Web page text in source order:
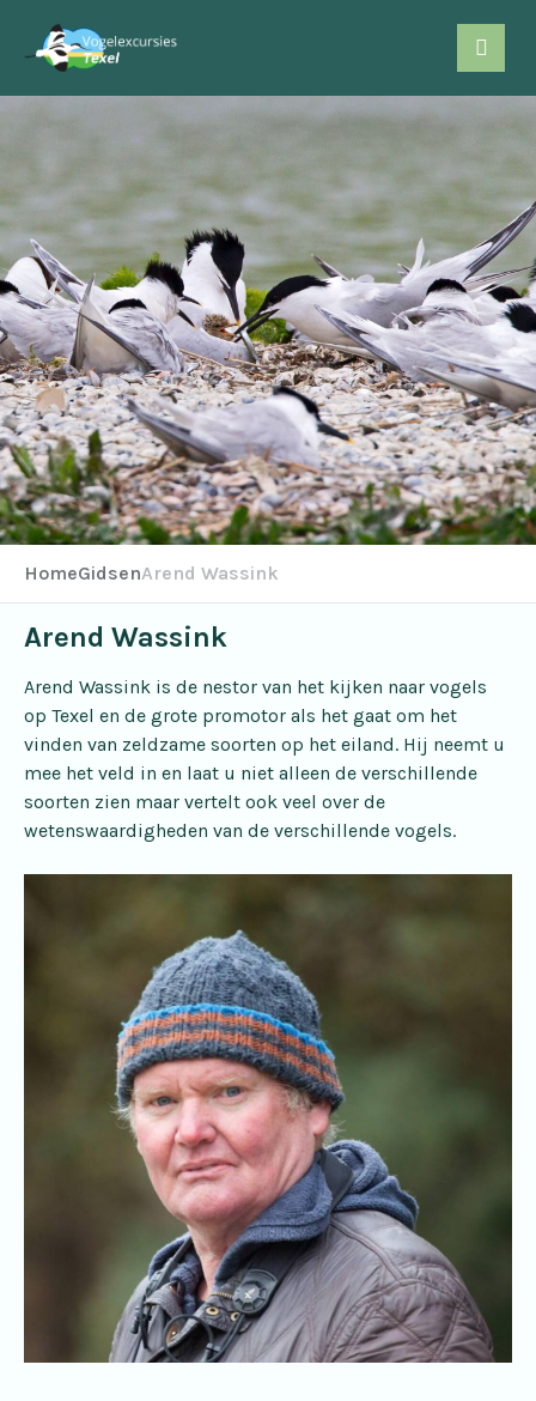
HomeGidsenArend Wassink
Arend Wassink
Arend Wassink is de nestor van het kijken naar vogels
op Texel en de grote promotor als het gaat om het
vinden van zeldzame soorten op het eiland. Hij neemt u
mee het veld in en laat u niet alleen de verschillende
soorten zien maar vertelt ook veel over de
wetenswaardigheden van de verschillende vogels.